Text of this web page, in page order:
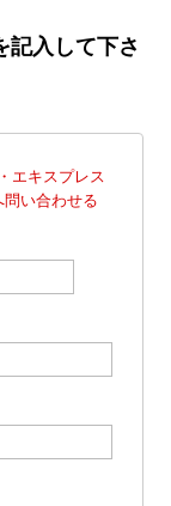
記入して下さ
エキスプレス
い合わせる